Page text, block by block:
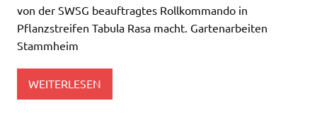
von der SWSG beauftragtes Rollkommando in
Pflanzstreifen Tabula Rasa macht. Gartenarbeiten
Stammheim
WEITERLESEN